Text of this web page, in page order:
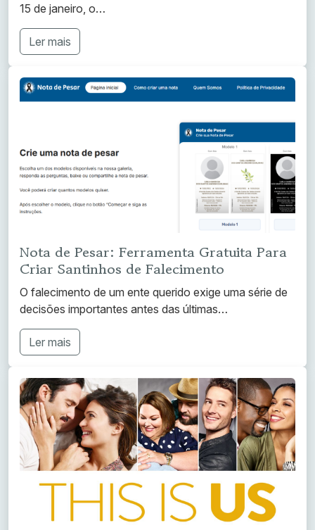
15 de janeiro, o…
Ler mais
Nota de Pesar: Ferramenta Gratuita Para
Criar Santinhos de Falecimento
O falecimento de um ente querido exige uma série de
decisões importantes antes das últimas…
Ler mais